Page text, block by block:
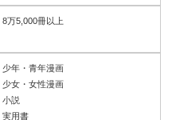
8万5,000冊以上
少年・青年漫画
少女・女性漫画
小説
実用書